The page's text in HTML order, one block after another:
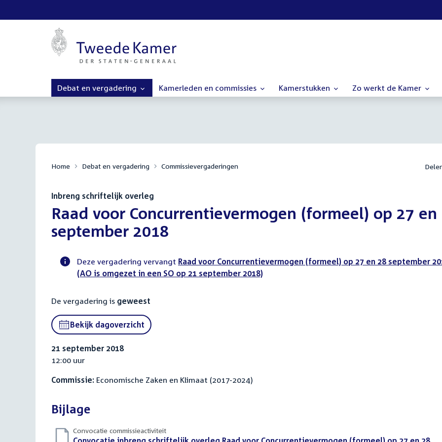
Debat en vergadering Kamerleden en commissies Kamerstukken Zo werkt de Kamer
Home Debat en vergadering Commissievergaderingen
Inbreng schriftelijk overleg
:Raad voor Concurrentievermogen (formeel) op 27 en
september 2018
Voortgangsstatus
activiteit
Deze vergadering vervangt Raad voor Concurrentievermogen (formeel) op 27 en 28 september
(AO is omgezet in een SO op 21 september 2018)
De vergadering is geweest
Bekijk dagoverzicht
21 september 2018
12:00 uur
Commissie: Economische Zaken en Klimaat (2017-2024)
Bijlage
Convocatie commissieactiviteit